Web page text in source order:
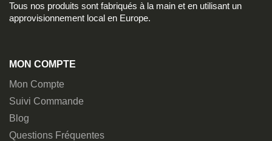
Tous nos produits sont fabriqués à la main et en utilisant un
approvisionnement local en Europe.
MON COMPTE
Mon Compte
Suivi Commande
Blog
Questions Fréquentes